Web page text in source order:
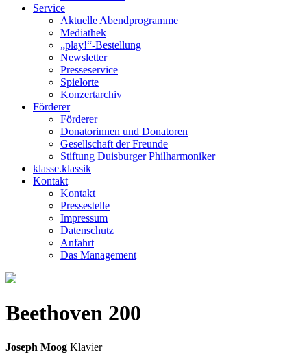
Service
Aktuelle Abendprogramme
Mediathek
„play!“-Bestellung
Newsletter
Presseservice
Spielorte
Konzertarchiv
Förderer
Förderer
Donatorinnen und Donatoren
Gesellschaft der Freunde
Stiftung Duisburger Philharmoniker
klasse.klassik
Kontakt
Kontakt
Pressestelle
Impressum
Datenschutz
Anfahrt
Das Management
Beethoven 200
Joseph Moog Klavier